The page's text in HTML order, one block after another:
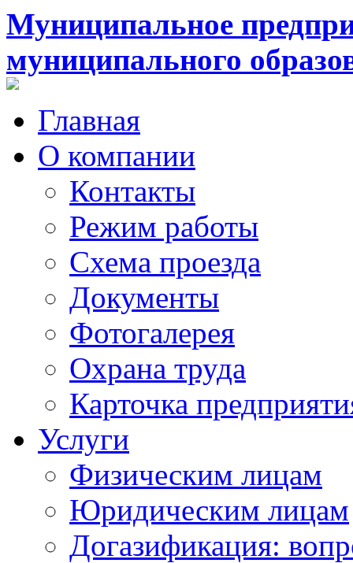
Муниципальное
муниципального
Главная
О компании
Контакты
Режим работы
Схема проезда
Документы
Фотогалерея
Охрана труда
Карточка
Услуги
Физическим лицам
Юридическим лицам
Догазификация: